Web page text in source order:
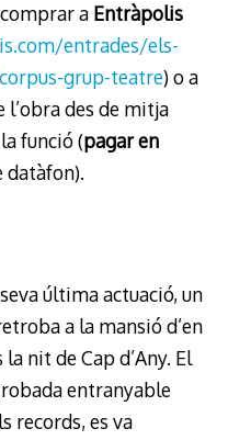
a Entràpolis
entrades/els-
grup-teatre) o a
des de mitja
funció (pagar en
datàfon).
última actuació, un
a la mansió d’en
nit de Cap d’Any. El
entranyable
records, es va